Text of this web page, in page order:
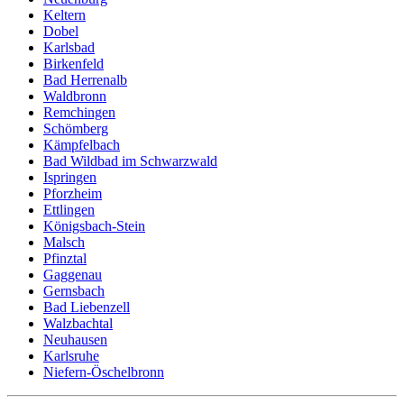
Keltern
Dobel
Karlsbad
Birkenfeld
Bad Herrenalb
Waldbronn
Remchingen
Schömberg
Kämpfelbach
Bad Wildbad im Schwarzwald
Ispringen
Pforzheim
Ettlingen
Königsbach-Stein
Malsch
Pfinztal
Gaggenau
Gernsbach
Bad Liebenzell
Walzbachtal
Neuhausen
Karlsruhe
Niefern-Öschelbronn